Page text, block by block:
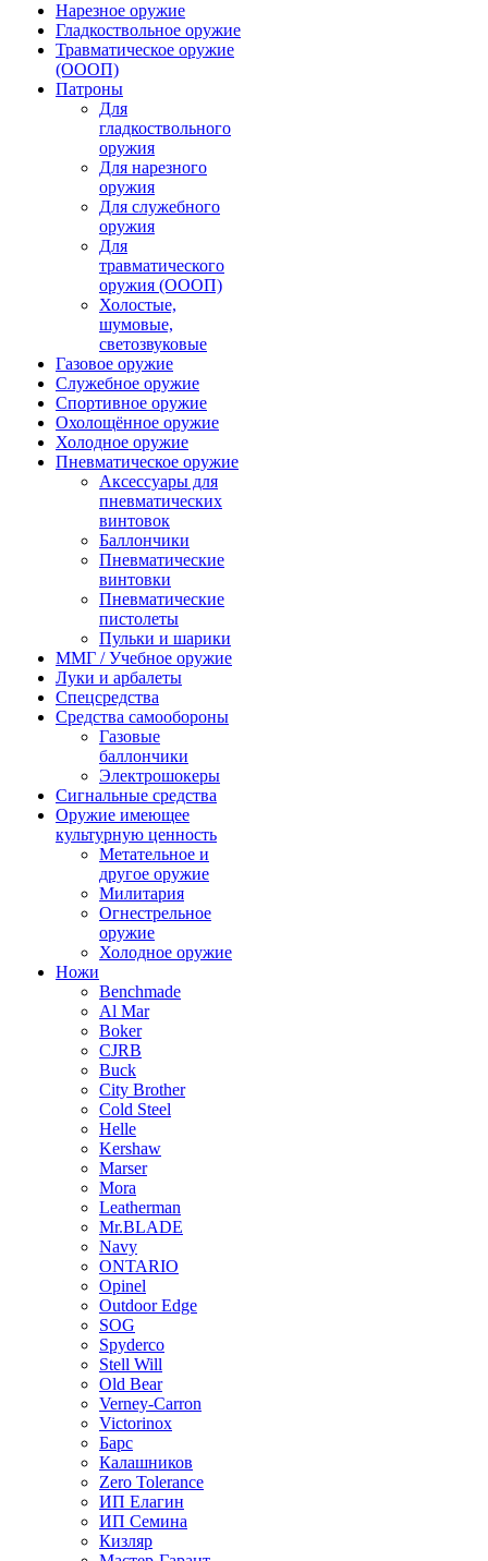
Нарезное оружие
Гладкоствольное оружие
Травматическое оружие
(ОООП)
Патроны
Для
гладкоствольного
оружия
Для нарезного
оружия
Для служебного
оружия
Для
травматического
оружия (ОООП)
Холостые,
шумовые,
светозвуковые
Газовое оружие
Служебное оружие
Спортивное оружие
Охолощённое оружие
Холодное оружие
Пневматическое оружие
Аксессуары для
пневматических
винтовок
Баллончики
Пневматические
винтовки
Пневматические
пистолеты
Пульки и шарики
ММГ / Учебное оружие
Луки и арбалеты
Спецсредства
Средства самообороны
Газовые
баллончики
Электрошокеры
Сигнальные средства
Оружие имеющее
культурную ценность
Метательное и
другое оружие
Милитария
Огнестрельное
оружие
Холодное оружие
Ножи
Benchmade
Al Mar
Boker
CJRB
Buck
City Brother
Cold Steel
Helle
Kershaw
Marser
Mora
Leatherman
Mr.BLADE
Navy
ONTARIO
Opinel
Outdoor Edge
SOG
Spyderco
Stell Will
Old Bear
Verney-Carron
Victorinox
Барс
Калашников
Zero Tolerance
ИП Елагин
ИП Семина
Кизляр